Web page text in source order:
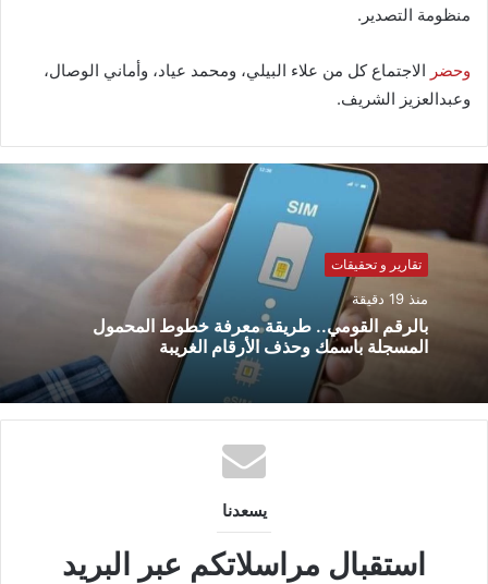
منظومة التصدير.
وحضر الاجتماع كل من علاء البيلي، ومحمد عياد، وأماني الوصال،
وعبدالعزيز الشريف.
تقارير و تحقيقات
منذ 19 دقيقة
بالرقم القومي.. طريقة معرفة خطوط المحمول
المسجلة باسمك وحذف الأرقام الغريبة
يسعدنا
استقبال مراسلاتكم عبر البريد